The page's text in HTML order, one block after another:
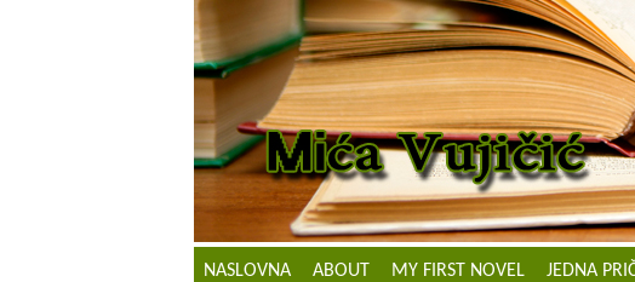
NASLOVNA ABOUT MY FIRST NOVEL JEDNA